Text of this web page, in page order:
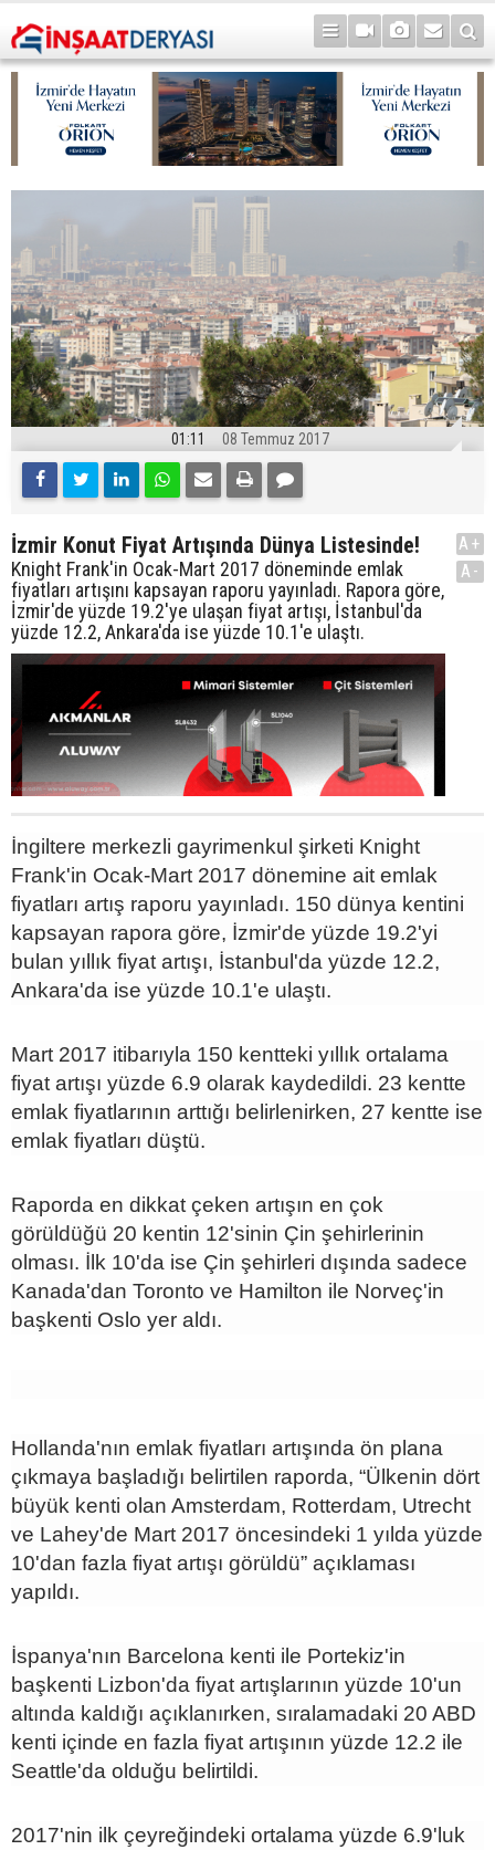
01:11 08 Temmuz 2017
İzmir Konut Fiyat Artışında Dünya Listesinde!
Knight Frank'in Ocak-Mart 2017 döneminde emlak
fiyatları artışını kapsayan raporu yayınladı. Rapora göre,
İzmir'de yüzde 19.2'ye ulaşan fiyat artışı, İstanbul'da
yüzde 12.2, Ankara'da ise yüzde 10.1'e ulaştı.
A+
A-
İngiltere merkezli gayrimenkul şirketi Knight
Frank'in Ocak-Mart 2017 dönemine ait emlak
fiyatları artış raporu yayınladı. 150 dünya kentini
kapsayan rapora göre, İzmir'de yüzde 19.2'yi
bulan yıllık fiyat artışı, İstanbul'da yüzde 12.2,
Ankara'da ise yüzde 10.1'e ulaştı.
Mart 2017 itibarıyla 150 kentteki yıllık ortalama
fiyat artışı yüzde 6.9 olarak kaydedildi. 23 kentte
emlak fiyatlarının arttığı belirlenirken, 27 kentte ise
emlak fiyatları düştü.
Raporda en dikkat çeken artışın en çok
görüldüğü 20 kentin 12'sinin Çin şehirlerinin
olması. İlk 10'da ise Çin şehirleri dışında sadece
Kanada'dan Toronto ve Hamilton ile Norveç'in
başkenti Oslo yer aldı.
Hollanda'nın emlak fiyatları artışında ön plana
çıkmaya başladığı belirtilen raporda, “Ülkenin dört
büyük kenti olan Amsterdam, Rotterdam, Utrecht
ve Lahey'de Mart 2017 öncesindeki 1 yılda yüzde
10'dan fazla fiyat artışı görüldü” açıklaması
yapıldı.
İspanya'nın Barcelona kenti ile Portekiz'in
başkenti Lizbon'da fiyat artışlarının yüzde 10'un
altında kaldığı açıklanırken, sıralamadaki 20 ABD
kenti içinde en fazla fiyat artışının yüzde 12.2 ile
Seattle'da olduğu belirtildi.
2017'nin ilk çeyreğindeki ortalama yüzde 6.9'luk